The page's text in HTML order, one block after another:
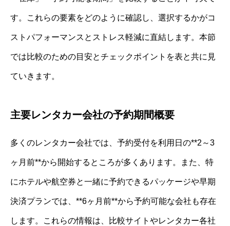
す。これらの要素をどのように確認し、選択するかがコ
ストパフォーマンスとストレス軽減に直結します。本節
では比較のための目安とチェックポイントを表と共に見
ていきます。
主要レンタカー会社の予約期間概要
多くのレンタカー会社では、予約受付を利用日の**2～3
ヶ月前**から開始するところが多くあります。また、特
にホテルや航空券と一緒に予約できるパッケージや早期
決済プランでは、**6ヶ月前**から予約可能な会社も存在
します。これらの情報は、比較サイトやレンタカー各社